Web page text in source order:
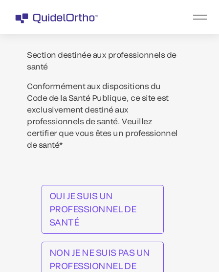
Section destinée aux professionnels de
santé
Conformément aux dispositions du
Code de la Santé Publique, ce site est
exclusivement destiné aux
professionnels de santé. Veuillez
certifier que vous êtes un professionnel
de santé*
OUI JE SUIS UN
PROFESSIONNEL DE
SANTÉ
NON JE NE SUIS PAS UN
PROFESSIONNEL DE